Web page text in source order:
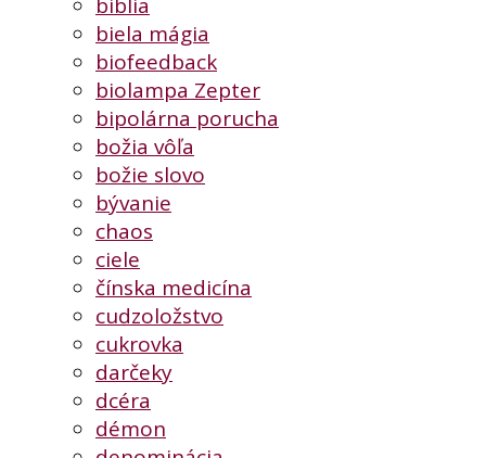
biela mágia
biofeedback
biolampa Zepter
bipolárna porucha
božia vôľa
božie slovo
bývanie
chaos
ciele
čínska medicína
cudzoložstvo
cukrovka
darčeky
dcéra
démon